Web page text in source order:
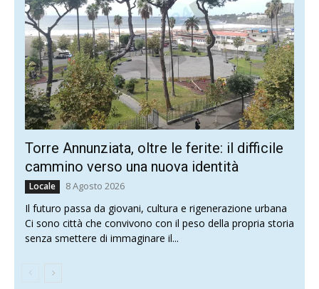
Torre Annunziata, oltre le ferite: il difficile
cammino verso una nuova identità
Locale 8 Agosto 2026
Il futuro passa da giovani, cultura e rigenerazione urbana
Ci sono città che convivono con il peso della propria storia
senza smettere di immaginare il...